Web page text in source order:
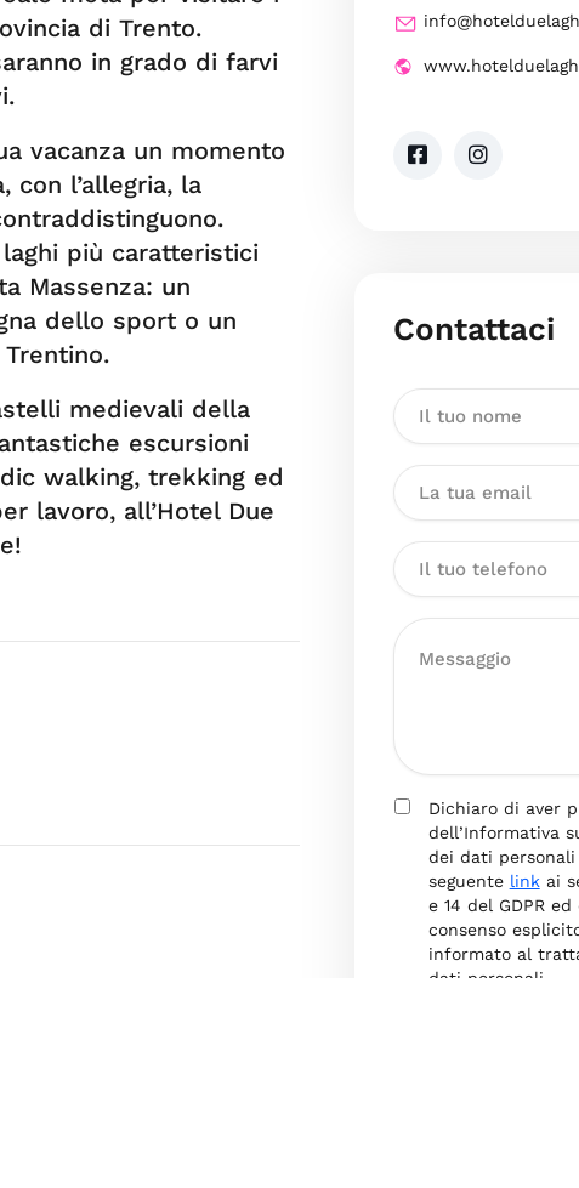
di Trento.
in grado di farvi
vacanza un momento
con l’allegria, la
più caratteristici
Massenza: un
dello sport o un
medievali della
escursioni
walking, trekking ed
lavoro, all’Hotel Due
Contattaci
Dichiaro di aver
dell’Informativa
dei dati
seguente linkai
e 14 del GDPR
consenso
informato al
dati personali.